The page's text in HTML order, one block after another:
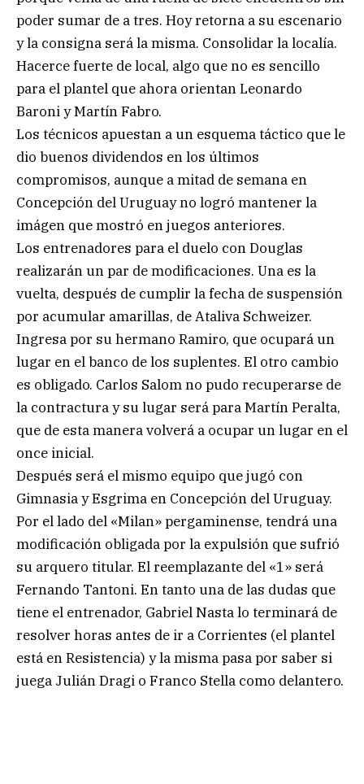
poder sumar de a tres. Hoy retorna a su escenario
y la consigna será la misma. Consolidar la localía.
Hacerce fuerte de local, algo que no es sencillo
para el plantel que ahora orientan Leonardo
Baroni y Martín Fabro.
Los técnicos apuestan a un esquema táctico que le
dio buenos dividendos en los últimos
compromisos, aunque a mitad de semana en
Concepción del Uruguay no logró mantener la
imágen que mostró en juegos anteriores.
Los entrenadores para el duelo con Douglas
realizarán un par de modificaciones. Una es la
vuelta, después de cumplir la fecha de suspensión
por acumular amarillas, de Ataliva Schweizer.
Ingresa por su hermano Ramiro, que ocupará un
lugar en el banco de los suplentes. El otro cambio
es obligado. Carlos Salom no pudo recuperarse de
la contractura y su lugar será para Martín Peralta,
que de esta manera volverá a ocupar un lugar en el
once inicial.
Después será el mismo equipo que jugó con
Gimnasia y Esgrima en Concepción del Uruguay.
Por el lado del «Milan» pergaminense, tendrá una
modificación obligada por la expulsión que sufrió
su arquero titular. El reemplazante del «1» será
Fernando Tantoni. En tanto una de las dudas que
tiene el entrenador, Gabriel Nasta lo terminará de
resolver horas antes de ir a Corrientes (el plantel
está en Resistencia) y la misma pasa por saber si
juega Julián Dragi o Franco Stella como delantero.